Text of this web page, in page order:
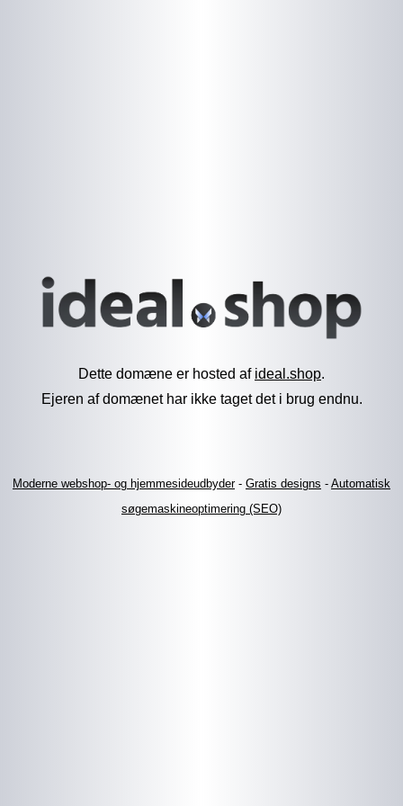
Dette domæne er hosted af ideal.shop.
Ejeren af domænet har ikke taget det i brug endnu.
Moderne webshop- og hjemmesideudbyder- Gratis designs - Automatisk
søgemaskineoptimering (SEO)